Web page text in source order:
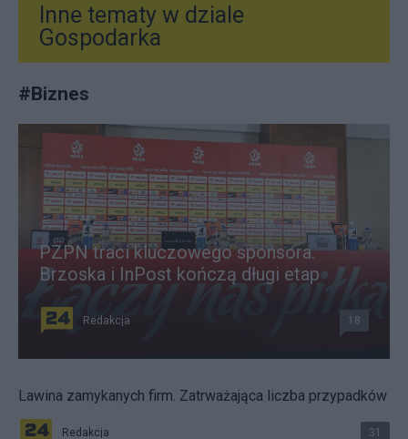
Inne tematy w dziale
Gospodarka
#Biznes
PZPN traci kluczowego sponsora.
Brzoska i InPost kończą długi etap
Redakcja 18
Lawina zamykanych firm. Zatrważająca liczba przypadków
Redakcja 31